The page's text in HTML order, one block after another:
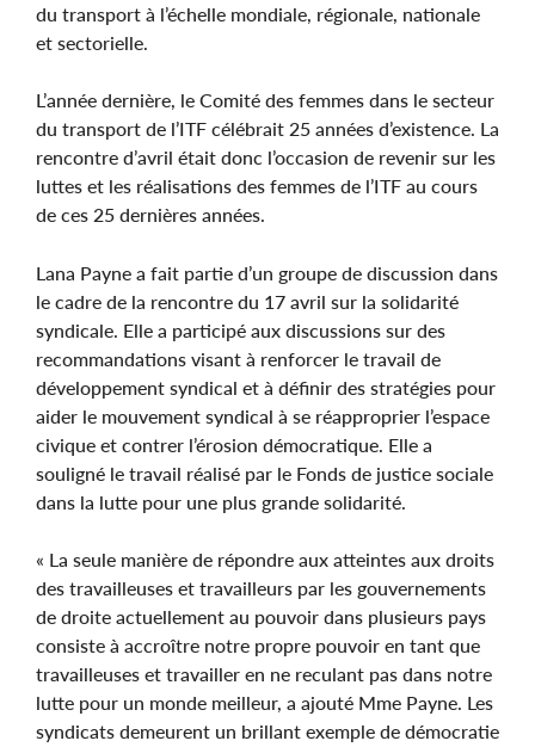
du transport à l’échelle mondiale, régionale, nationale
et sectorielle.
L’année dernière, le Comité des femmes dans le secteur
du transport de l’ITF célébrait 25 années d’existence. La
rencontre d’avril était donc l’occasion de revenir sur les
luttes et les réalisations des femmes de l’ITF au cours
de ces 25 dernières années.
Lana Payne a fait partie d’un groupe de discussion dans
le cadre de la rencontre du 17 avril sur la solidarité
syndicale. Elle a participé aux discussions sur des
recommandations visant à renforcer le travail de
développement syndical et à définir des stratégies pour
aider le mouvement syndical à se réapproprier l’espace
civique et contrer l’érosion démocratique. Elle a
souligné le travail réalisé par le Fonds de justice sociale
dans la lutte pour une plus grande solidarité.
« La seule manière de répondre aux atteintes aux droits
des travailleuses et travailleurs par les gouvernements
de droite actuellement au pouvoir dans plusieurs pays
consiste à accroître notre propre pouvoir en tant que
travailleuses et travailler en ne reculant pas dans notre
lutte pour un monde meilleur, a ajouté Mme Payne. Les
syndicats demeurent un brillant exemple de démocratie